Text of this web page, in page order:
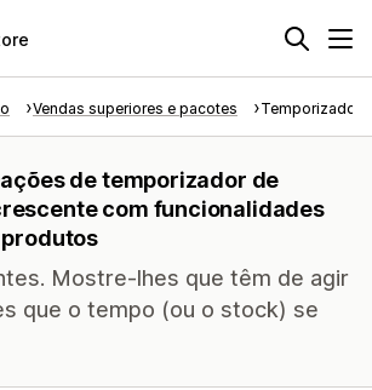
Vendas superiores e pacotes Temporizador
de temporizador de
com funcionalidades
Mostre-lhes que têm de agir
que o tempo (ou o stock) se